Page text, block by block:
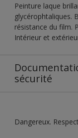
Peinture laque
glycérophtaliques.
résistance du film.
Intérieur et
sécurité
Dangereux.